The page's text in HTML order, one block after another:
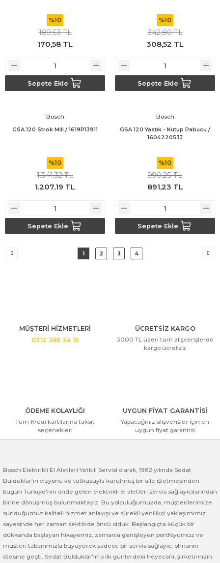
%10
189,53 TL
170,58 TL
Sepete Ekle
%10
342,80 TL
308,52 TL
Sepete Ekle
Bosch
GSA 120 Strok Mili / 1619P13911
%10
1.341,32 TL
1.207,19 TL
Sepete Ekle
Bosch
GSA 120 Yastık - Kutup Pabucu /
160422053J
%10
990,25 TL
891,23 TL
Sepete Ekle
1 2 3 4
MÜŞTERİ HİZMETLERİ
0312 385 34 15
ÜCRETSİZ KARGO
3000 TL üzeri tüm alışverişlerde
kargo ücretsiz
ÖDEME KOLAYLIĞI
Tüm Kredi kartılarına taksit
seçenekleri
UYGUN FİYAT GARANTİSİ
Yapacağınız alışverişler için en
uygun fiyat garantisi
Bosch Elektrikli El Aletleri Yetkili Servisi olarak, 1982 yılında Sedat
Bulduklar'ın vizyonu ve tutkusuyla kurulmuş bir aile işletmesinden
bugün Türkiye'nin önde gelen elektrikli el aletleri servis sağlayıcılarından
birine dönüşmüş bulunmaktayız. Bu yolculuğumuzda, müşterilerimize
sunduğumuz kaliteli hizmet anlayışı ve sürekli yenilikçi yaklaşımımız
sayesinde her zaman sektörde öncü olduk. Başlangıçta küçük bir
dükkanda başlayan hikayemiz, zamanla genişleyen portföyümüz ve
müşteri tabanımızla büyüyerek sadece bir servis sağlayıcı olmanın
ötesine geçti. Sedat Bulduklar'ın o ilk günlerdeki heyecanı, şirketimizin